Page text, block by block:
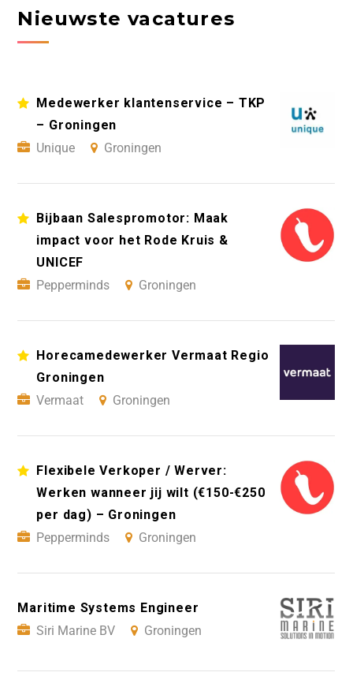
Nieuwste vacatures
Medewerker klantenservice – TKP
– Groningen
Unique
Groningen
Bijbaan Salespromotor: Maak
impact voor het Rode Kruis &
UNICEF
Pepperminds
Groningen
Horecamedewerker Vermaat Regio
Groningen
Vermaat
Groningen
Flexibele Verkoper / Werver:
Werken wanneer jij wilt (€150-€250
per dag) – Groningen
Pepperminds
Groningen
Maritime Systems Engineer
Siri Marine BV
Groningen